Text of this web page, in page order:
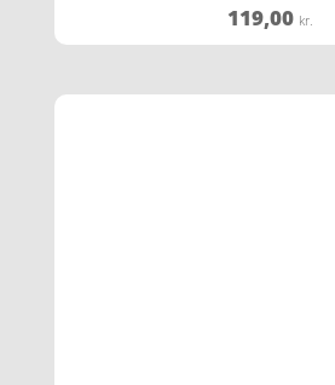
Vurderet
4.6
119,00 kr.